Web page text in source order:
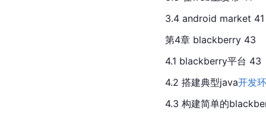
3.4 android market 41
第4章 blackberry 43
4.1 blackberry平台 43
4.2 搭建典型java开发
4.3 构建简单的